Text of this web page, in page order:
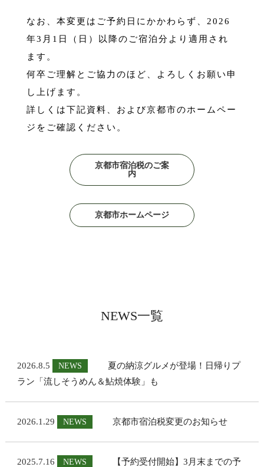
なお、本変更はご予約日にかかわらず、2026
年3月1日（日）以降のご宿泊分より適用され
ます。
何卒ご理解とご協力のほど、よろしくお願い申
し上げます。
詳しくは下記資料、および京都市のホームペー
ジをご確認ください。
京都市宿泊税のご案
内
京都市ホームページ
NEWS一覧
2026.8.5 NEWS
夏の納涼グルメが登場！日帰りプ
ラン「流しそうめん＆鮎焼体験」も
2026.1.29 NEWS 京都市宿泊税変更のお知らせ
2025.7.16 NEWS
【予約受付開始】3月末までの予